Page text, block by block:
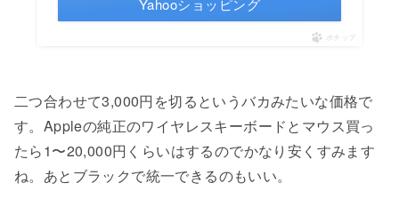
Yahooショッピング
ポチップ
二つ合わせて3,000円を切るというバカみたいな価格で
す。Appleの純正のワイヤレスキーボードとマウス買っ
たら1〜20,000円くらいはするのでかなり安くすみます
ね。あとブラックで統一できるのもいい。